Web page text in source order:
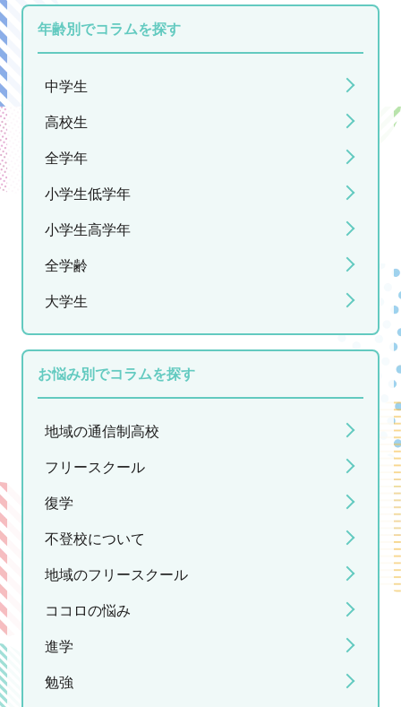
年齢別でコラムを探す
中学生
高校生
全学年
小学生低学年
小学生高学年
全学齢
大学生
お悩み別でコラムを探す
地域の通信制高校
フリースクール
復学
不登校について
地域のフリースクール
ココロの悩み
進学
勉強